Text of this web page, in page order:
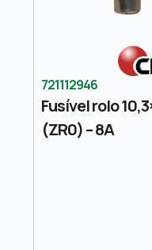
721112946
Fusível rolo
(ZR0) – 8A